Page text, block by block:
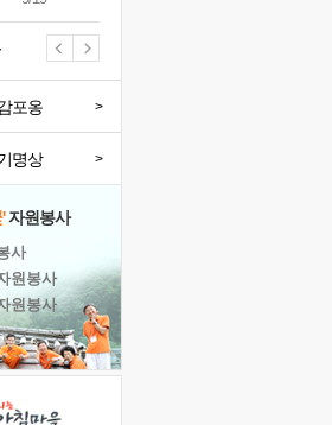
명상 >
포옹 >
'자원봉사
사
원봉사
원봉사